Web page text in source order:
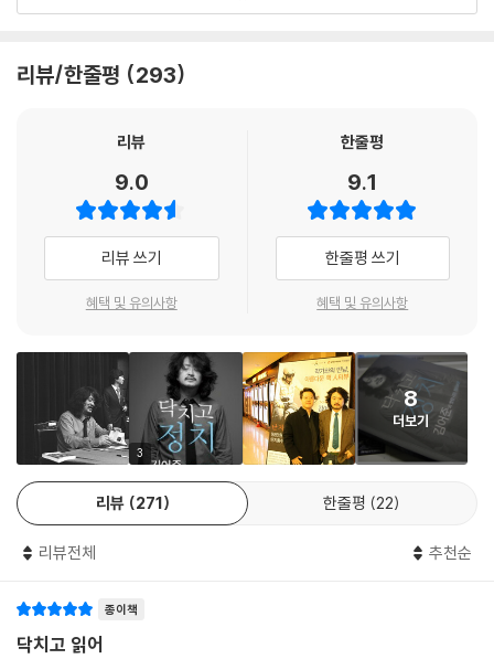
지키면 모두가 피해를 보니까 각자가 최소한의 룰을 지키려고 해야 국가는
보가 되는 사회가 되는 거지.
노는 많이들 했어. 그것만 가지고는 변하는 게 없어. 그게 아니라 그들의 회
유와 협박에 그저 담담하게, 합리적으로, 아니라고 말 할 사람이 필요하다.
그리고 뚜벅뚜벅, 묵묵하게, 반대 방향으로 걸어 갈 사람이 필요하다. 거기
서부터 시작하면 된다.
천안암 사건에 있어 가장 중요한 건 그 원인이 아니라고. 그 원인은, 정권
바뀌면, 그 원인대로 밝혀내야 하겠지만 정말 중요한 건 그런 사건의 실체
을 북한 소행으로 몰아갔던 이명박의 수작을 잊지 않고 기억하는 거라고.
이 사건은 절대 잊지 말아야 해. 국군통수권자가 군이 사고를 당해 수많은
인명이 죽고 다쳤는데 겨우 생각한다는 게 그걸 어떻게 자기 이익에 이용
할 것인가 밖에 없었다는 거. 이건 아무리 시간이 지나도 반드시 단죄되어
야 한다고 생각해.
진보정당이 주장해 온 정책들 대부분은 훌륭해. 세부적인 디테일이야 재원
조달의 문제부터 또 따로 따져야겠지만 그 방향성에 있어서는 항상 훌륭해
륭하지. 그런데 진보정당은 자기들의 언어를 그 직접 수혜 대상자들에게
직관적으로 이해되는 방식으로 전달해 본 적이 거의 없어. 그 사이 실제 그
[나는 가수다] 평론과 [나는 꼼수다]를 통해 세대를 아우르는 대중적 인지
자신의 정치적 스탠스 깨닫기, 이명박 정권과 삼성을 통해 보는 우리나라
이들을 견제해야 할 민주당과 진보정당이 대중들에게 외면당하는 이유, 무
엇보다도 선거가 당신의 인생에 끼치는 영향을 무학의 통찰로 시원하게 깨
우쳐준다.
출발은 이렇다
지금으로부터 넉 달 전이다. 안철수도, 박원순도, 곽노현도, 오세훈도 뉴스
에서 볼 수 없었고, [나는 꼼수다]가 세상에 널리 알려지기 전인 바로 그때,
이 인터뷰는 진행되었다. 당시도 언제나 그랬던 것처럼 현 정권은 여전히
민심과 거리가 멀었고, 주류 언론이 선택한 뉴스는 빠진 것이 많았다. 작년
6·2 지방선거와 분당 보궐선거 결과의 의미는 자명했지만 바뀐 것은 아무
것도 없었다. 지금처럼 정치 이슈가 생활화되고 하루 앞을 내다볼 수 없는
정국이 시작되기 전이었지만 분명 사람들의 마음속에는 뭔가 불편하고 찝
수다를 떨기 시작했다. 오연호가 묻고 조국이 답한 《진보집권플랜》처럼 옳
은 소리로, 점잖게 소명의식에만 호소하는 것이 아니었다. 우리가 왜 선거
리뷰/한줄평 293
리뷰
9.0
리뷰 쓰기
혜택 및 유의사항
한줄평
9.1
한줄평 쓰기
혜택 및 유의사항
3
8
더보기
리뷰 271 한줄평 22
리뷰전체 추천순
종이책
닥치고 읽어